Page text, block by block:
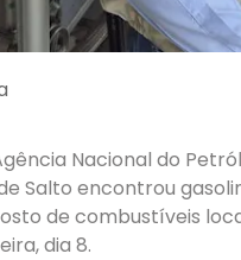
Nacional do
Salto encontrou
de combustíveis
dia 8.